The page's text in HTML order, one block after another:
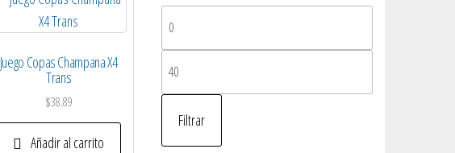
Juego Copas Champana X4
Trans
$38.89
Añadir al carrito
mínimo
máximo
Filtrar